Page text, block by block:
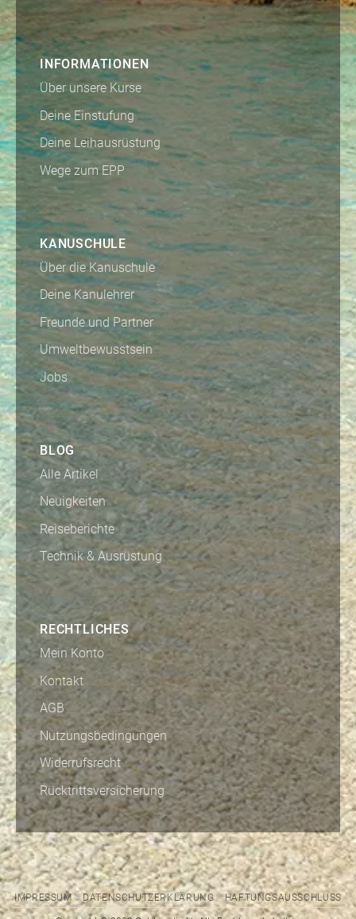
INFORMATIONEN
Über unsere Kurse
Deine Einstufung
Deine Leihausrüstung
Wege zum EPP
KANUSCHULE
Über die Kanuschule
Deine Kanulehrer
Freunde und Partner
Umweltbewusstsein
Jobs
BLOG
Alle Artikel
Neuigkeiten
Reiseberichte
Technik & Ausrüstung
RECHTLICHES
Mein Konto
Kontakt
AGB
Nutzungsbedingungen
Widerrufsrecht
Rücktrittsversicherung
IMPRESSUM DATENSCHUTZERKLÄRUNG HAFTUNGSAUSSCHLUSS